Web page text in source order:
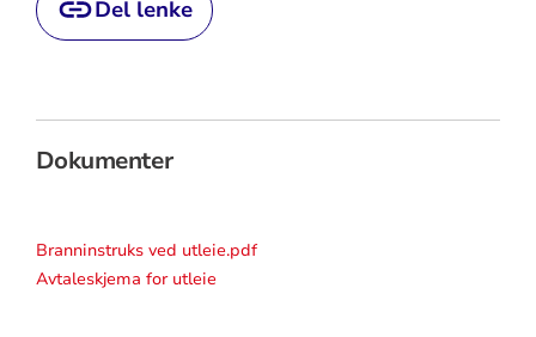
Del lenke
Dokumenter
Branninstruks ved utleie.pdf
Avtaleskjema for utleie